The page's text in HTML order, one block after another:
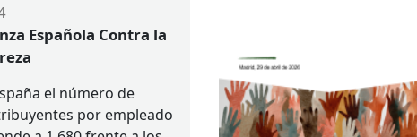
Española Contra la
el número de
por empleado